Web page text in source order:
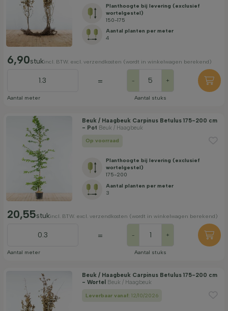
Planthoogte bij levering (exclusief
wortelgestel)
150-175
Aantal planten per meter
4
6,90stukincl. BTW. excl. verzendkosten (wordt in winkelwagen berekend)
Aantal meter
= - +
Aantal stuks
Beuk / Haagbeuk Carpinus Betulus 175-200 cm
- Pot Beuk / Haagbeuk
Op voorraad
Planthoogte bij levering (exclusief
wortelgestel)
175-200
Aantal planten per meter
3
20,55stukincl. BTW. excl. verzendkosten (wordt in winkelwagen berekend)
Aantal meter
= - +
Aantal stuks
Beuk / Haagbeuk Carpinus Betulus 175-200 cm
- Wortel Beuk / Haagbeuk
Leverbaar vanaf: 12/10/2026